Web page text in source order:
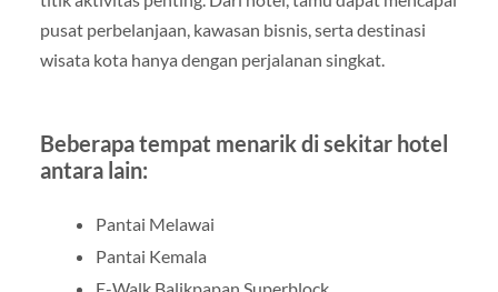
pusat perbelanjaan, kawasan bisnis, serta destinasi
wisata kota hanya dengan perjalanan singkat.
Beberapa tempat menarik di sekitar hotel
antara lain:
Pantai Melawai
Pantai Kemala